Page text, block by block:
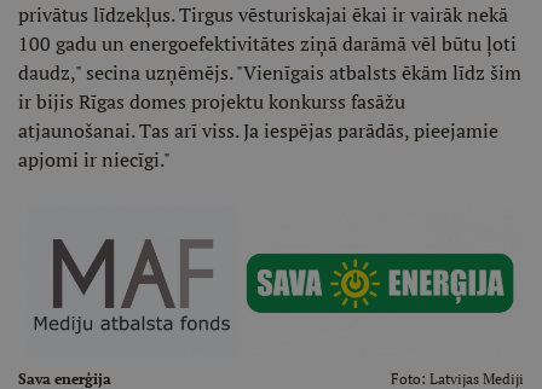
privātus līdzekļus. Tirgus vēsturiskajai ēkai ir vairāk nekā
100 gadu un energoefektivitātes ziņā darāmā vēl būtu ļoti
daudz," secina uzņēmējs. "Vienīgais atbalsts ēkām līdz šim
ir bijis Rīgas domes projektu konkurss fasāžu
atjaunošanai. Tas arī viss. Ja iespējas parādās, pieejamie
apjomi ir niecīgi."
Sava enerģija Foto: Latvijas Mediji